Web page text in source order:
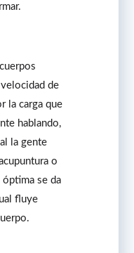
de
la carga que
hablando,
la gente
o
óptima se da
fluye